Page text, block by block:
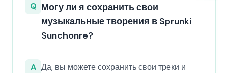
Q Могу ли я сохранить свои
музыкальные творения в Sprunki
Sunchonre?
A Да, вы можете сохранить свои треки и